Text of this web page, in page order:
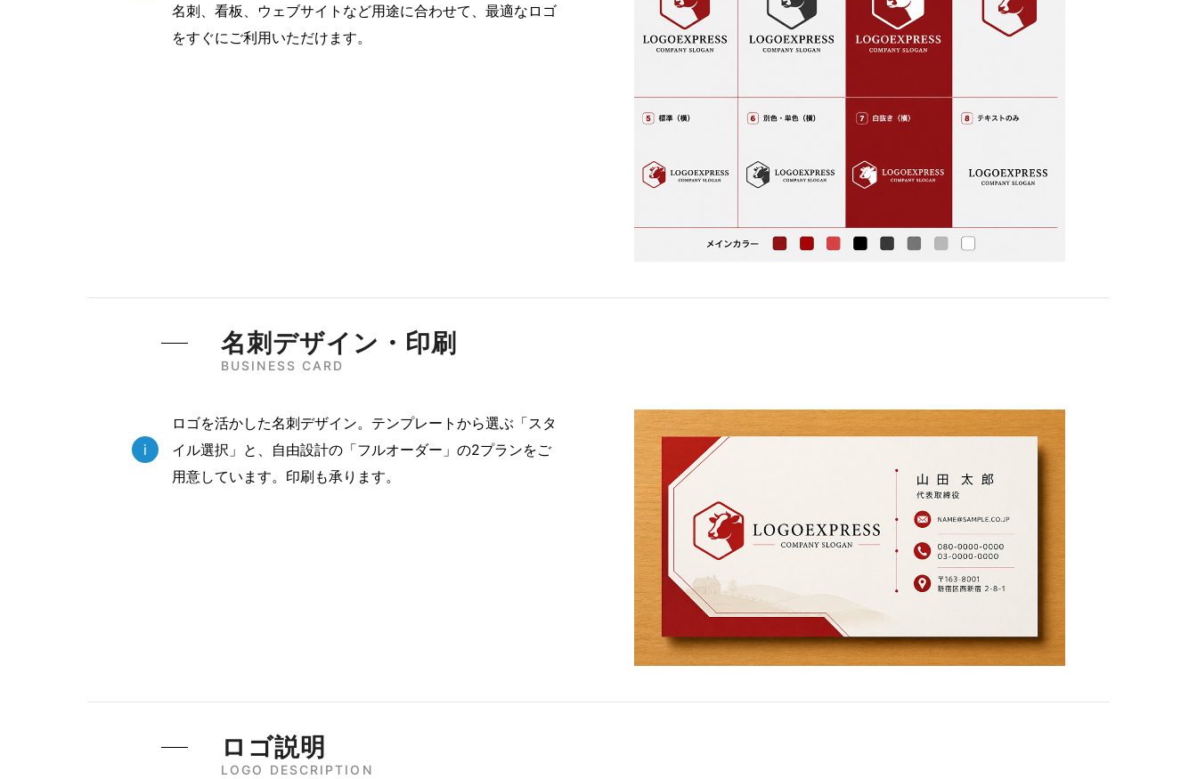
名刺、看板、ウェブサイトなど用途に合わせて、最適なロゴ
をすぐにご利用いただけます。
名刺デザイン・印刷
BUSINESS CARD
i
ロゴを活かした名刺デザイン。テンプレートから選ぶ「スタ
イル選択」と、自由設計の「フルオーダー」の2プランをご
用意しています。印刷も承ります。
ロゴ説明
LOGO DESCRIPTION